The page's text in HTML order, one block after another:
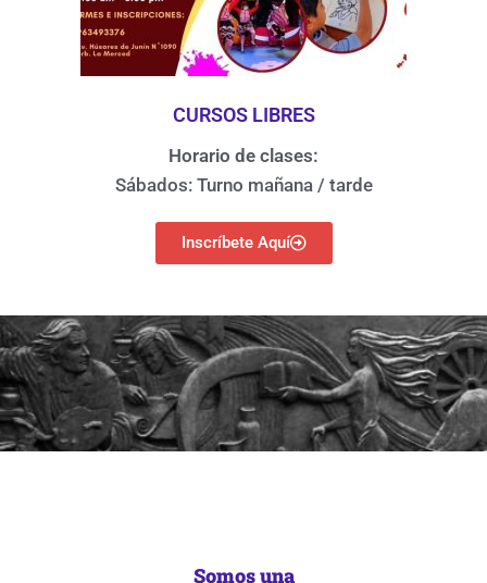
CURSOS LIBRES
Horario de clases:
Sábados: Turno mañana / tarde
Inscríbete Aquí
Somos una